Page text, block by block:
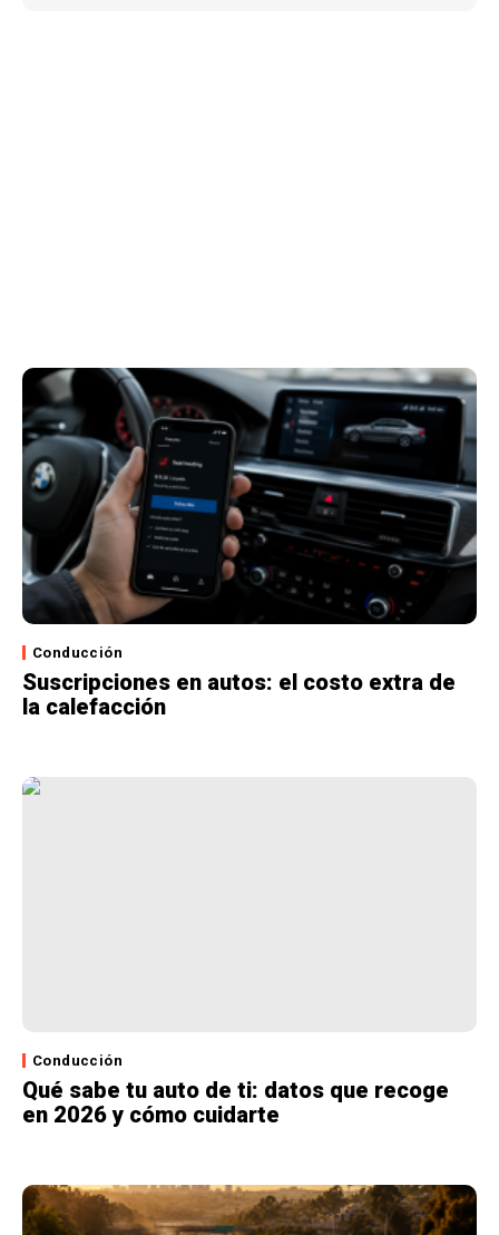
Conducción
Suscripciones en autos: el costo extra de
la calefacción
Conducción
Qué sabe tu auto de ti: datos que recoge
en 2026 y cómo cuidarte